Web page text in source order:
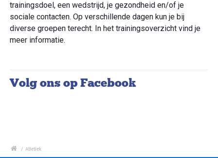
trainingsdoel, een wedstrijd, je gezondheid en/of je
sociale contacten. Op verschillende dagen kun je bij
diverse groepen terecht. In het trainingsoverzicht vind je
meer informatie.
Volg ons op Facebook
/ Atletiek